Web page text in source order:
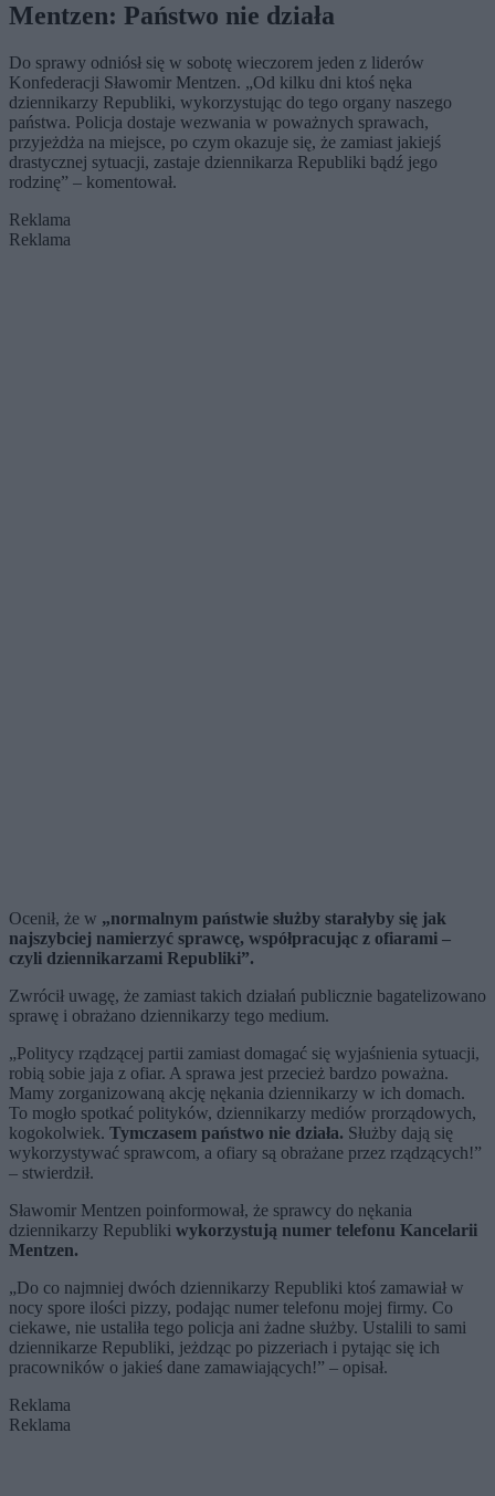
Mentzen: Państwo nie działa
Do sprawy odniósł się w sobotę wieczorem jeden z liderów
Konfederacji Sławomir Mentzen. „Od kilku dni ktoś nęka
dziennikarzy Republiki, wykorzystując do tego organy naszego
państwa. Policja dostaje wezwania w poważnych sprawach,
przyjeżdża na miejsce, po czym okazuje się, że zamiast jakiejś
drastycznej sytuacji, zastaje dziennikarza Republiki bądź jego
rodzinę” – komentował.
Reklama
Reklama
Ocenił, że w „normalnym państwie służby starałyby się jak
najszybciej namierzyć sprawcę, współpracując z ofiarami –
czyli dziennikarzami Republiki”.
Zwrócił uwagę, że zamiast takich działań publicznie bagatelizowano
sprawę i obrażano dziennikarzy tego medium.
„Politycy rządzącej partii zamiast domagać się wyjaśnienia sytuacji,
robią sobie jaja z ofiar. A sprawa jest przecież bardzo poważna.
Mamy zorganizowaną akcję nękania dziennikarzy w ich domach.
To mogło spotkać polityków, dziennikarzy mediów prorządowych,
kogokolwiek. Tymczasem państwo nie działa. Służby dają się
wykorzystywać sprawcom, a ofiary są obrażane przez rządzących!”
– stwierdził.
Sławomir Mentzen poinformował, że sprawcy do nękania
dziennikarzy Republiki wykorzystują numer telefonu Kancelarii
Mentzen.
„Do co najmniej dwóch dziennikarzy Republiki ktoś zamawiał w
nocy spore ilości pizzy, podając numer telefonu mojej firmy. Co
ciekawe, nie ustaliła tego policja ani żadne służby. Ustalili to sami
dziennikarze Republiki, jeżdząc po pizzeriach i pytając się ich
pracowników o jakieś dane zamawiających!” – opisał.
Reklama
Reklama